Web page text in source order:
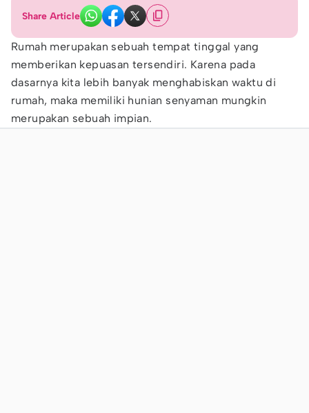
Share Article
Rumah merupakan sebuah tempat tinggal yang
memberikan kepuasan tersendiri. Karena pada
dasarnya kita lebih banyak menghabiskan waktu di
rumah, maka memiliki hunian senyaman mungkin
merupakan sebuah impian.